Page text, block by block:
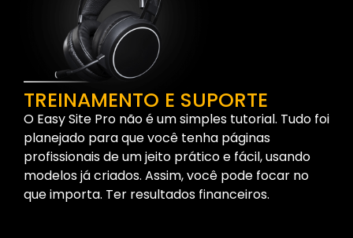
TREINAMENTO E SUPORTE
O Easy Site Pro não é um simples tutorial. Tudo foi
planejado para que você tenha páginas
profissionais de um jeito prático e fácil, usando
modelos já criados. Assim, você pode focar no
que importa. Ter resultados financeiros.